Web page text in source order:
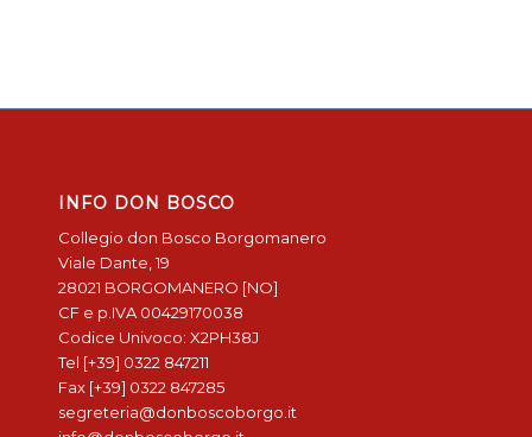
INFO DON BOSCO
Collegio don Bosco Borgomanero
Viale Dante, 19
28021 BORGOMANERO [NO]
CF e p.IVA 00429170038
Codice Univoco: X2PH38J
Tel [+39] 0322 847211
Fax [+39] 0322 847285
segreteria@donboscoborgo.it